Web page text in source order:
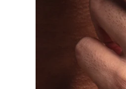
All acne
All revitalizing
Уход KIWI™
Advanced pore
For healthy hair
issa™ Teeth